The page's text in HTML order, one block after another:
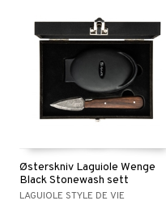
Østerskniv Laguiole Wenge
Black Stonewash sett
LAGUIOLE STYLE DE VIE